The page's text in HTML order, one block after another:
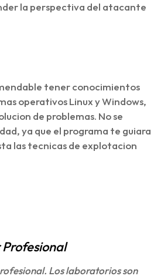
la perspectiva del atacante
tener conocimientos
operativos Linux y Windows,
de problemas. No se
ya que el programa te guiara
las tecnicas de explotacion
Los laboratorios son